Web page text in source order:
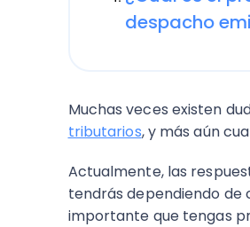
despacho
Muchas veces existen
tributarios, y más aún
Actualmente, las
tendrás dependiendo de
importante que tengas